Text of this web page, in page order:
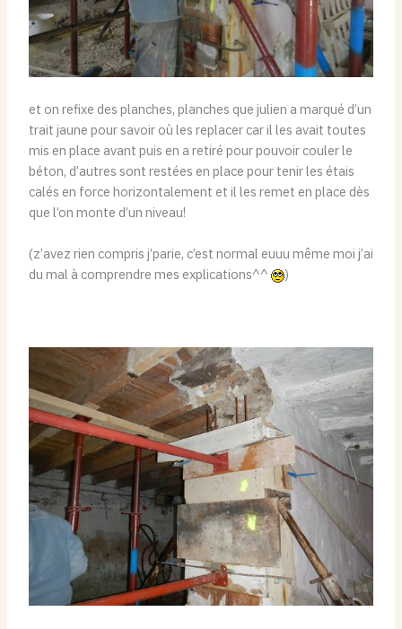
et on refixe des planches, planches que julien a marqué d’un
trait jaune pour savoir où les replacer car il les avait toutes
mis en place avant puis en a retiré pour pouvoir couler le
béton, d’autres sont restées en place pour tenir les étais
calés en force horizontalement et il les remet en place dès
que l’on monte d’un niveau!
(z’avez rien compris j’parie, c’est normal euuu même moi j’ai
du mal à comprendre mes explications^^
)